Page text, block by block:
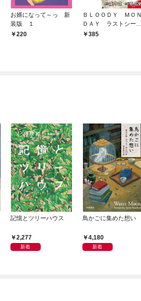
お婿になって～っ 新
装版 １
220
ＢＬＯＯＤＹ ＭＯＮ
ＤＡＹ ラストシーズ
ン 新装版 １
385
記憶とツリーハウス
2,277
新着
鳥かごに集めた想い
4,180
新着